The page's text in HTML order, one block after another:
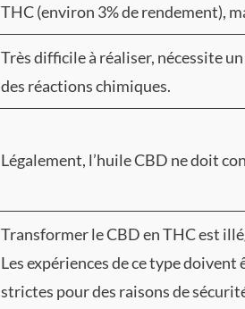
THC (environ 3% de rendement),
Très difficile à réaliser, nécessite
des réactions chimiques.
Légalement, l’huile CBD ne doit
Transformer le CBD en THC est
Les expériences de ce type
strictes pour des raisons de